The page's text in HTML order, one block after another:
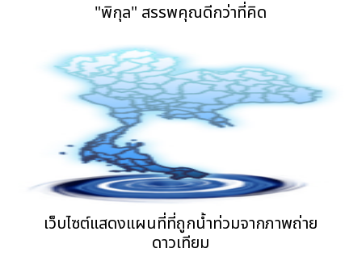
"พิกุล" สรรพคุณดีกว่าที่คิด
เว็บไซต์แสดงแผนที่ที่ถูกน้ำท่วมจากภาพถ่าย
ดาวเทียม